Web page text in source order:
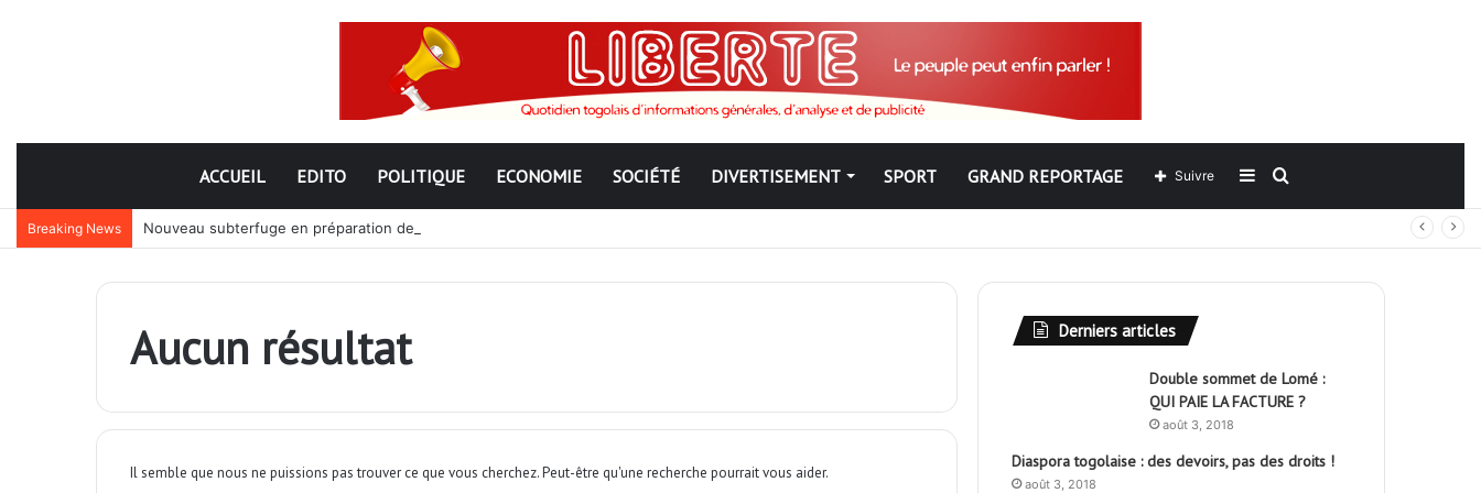
ACCUEIL EDITO POLITIQUE ECONOMIE SOCIÉTÉ DIVERTISEMENT SPORT GRAND REPORTAGE Rechercher
Sidebar
(barre
Suivre
Breaking News Nouveau subterfuge en préparation de Faure Gnassingbé pour ne jamais partir ; les Togolais disent non et sont vent debout
Aucun résultat
Il semble que nous ne puissions pas trouver ce que vous cherchez. Peut-être qu'une recherche pourrait vous aider.
Derniers articles
Double sommet de Lomé :
QUI PAIE LA FACTURE ?
août 3, 2018
Diaspora togolaise : des devoirs, pas des droits !
août 3, 2018